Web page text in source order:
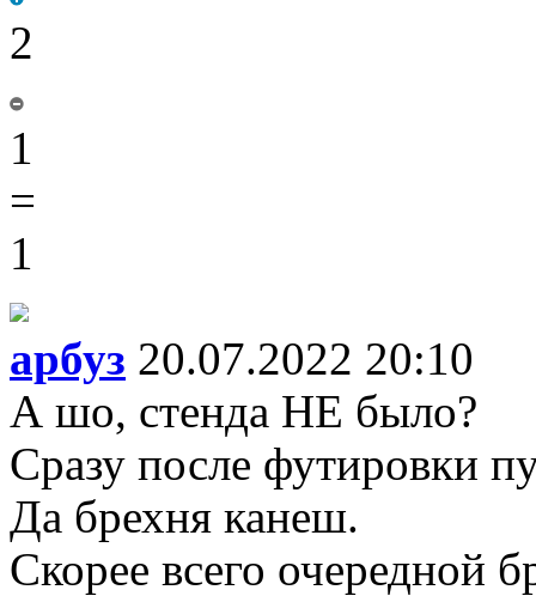
2
1
=
1
арбуз 20.07.2022 20:10
А шо, стенда НЕ было?
Сразу после футировки
Да брехня канеш.
Скорее всего очередной